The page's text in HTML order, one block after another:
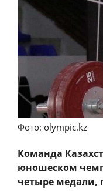
Фото: olympic.kz
Команда
юношеском
четыре медали,